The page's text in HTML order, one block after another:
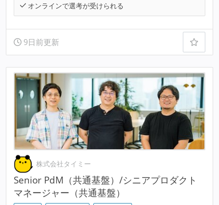
オンラインで選考が受けられる
9日前更新
株式会社タイミー
Senior PdM（共通基盤）/シニアプロダクト
マネージャー（共通基盤）